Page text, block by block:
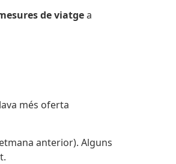
de viatgea
més oferta
anterior). Alguns